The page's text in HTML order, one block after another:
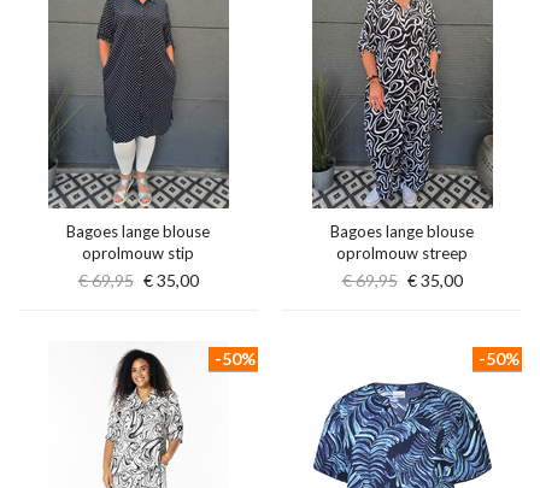
Bagoes lange blouse
oprolmouw stip
€ 69,95 € 35,00
Bagoes lange blouse
oprolmouw streep
€ 69,95 € 35,00
-50% -50%